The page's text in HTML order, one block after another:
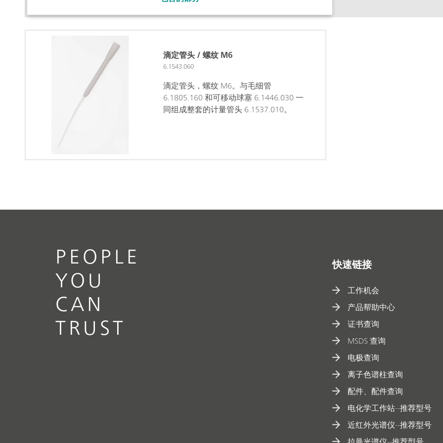
滴定管头 / 螺纹 M6
6.1543.060
滴定管头，螺纹 M6。与毛细管
6.1805.160 和可移动球塞 6.1446.030 一
同组成整套的计量管头 6.1537.010。
PEOPLE
YOU
CAN
TRUST
快速链接
工作机会
产品帮助中心
证书查询
MSDS 查询
电极查询
离子色谱柱查询
配件、配件查询
电化学工作站--推荐型号
近红外光谱仪--推荐型号